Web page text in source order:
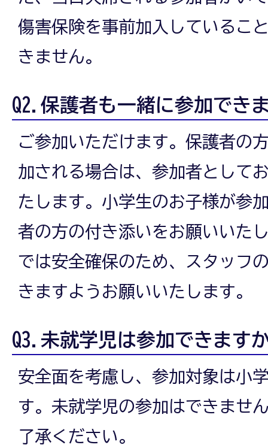
傷害保険を事前加入しているこ
きません。
Q2.保護者も一緒に参加でき
ご参加いただけます。保護者の
加される場合は、参加者として
たします。小学生のお子様が参
者の方の付き添いをお願いいた
では安全確保のため、スタッフ
きますようお願いいたします。
Q3.未就学児は参加できます
安全面を考慮し、参加対象は小
す。未就学児の参加はできませ
了承ください。